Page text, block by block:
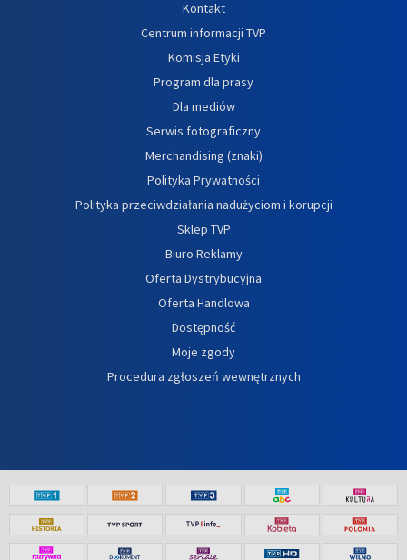
Kontakt
Centrum informacji TVP
Komisja Etyki
Program dla prasy
Dla mediów
Serwis fotograficzny
Merchandising (znaki)
Polityka Prywatności
Polityka przeciwdziałania nadużyciom i korupcji
Sklep TVP
Biuro Reklamy
Oferta Dystrybucyjna
Oferta Handlowa
Dostępność
Moje zgody
Procedura zgłoszeń wewnętrznych